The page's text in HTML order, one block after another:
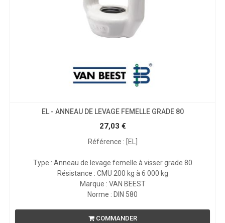
EL - ANNEAU DE LEVAGE FEMELLE GRADE 80
27,03 €
Référence : [EL]
Type : Anneau de levage femelle à visser grade 80
Résistance : CMU 200 kg à 6 000 kg
Marque : VAN BEEST
Norme : DIN 580
COMMANDER